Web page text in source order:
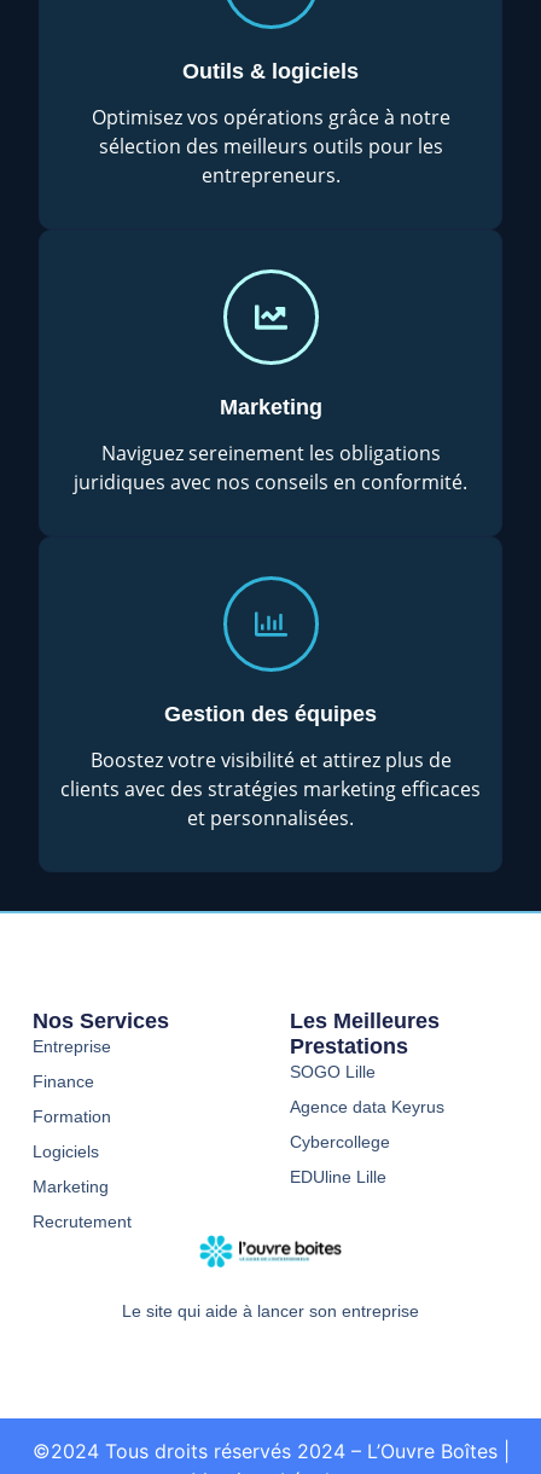
Outils & logiciels
Optimisez vos opérations grâce à notre
sélection des meilleurs outils pour les
entrepreneurs.
Marketing
Naviguez sereinement les obligations
juridiques avec nos conseils en conformité.
Gestion des équipes
Boostez votre visibilité et attirez plus de
clients avec des stratégies marketing efficaces
et personnalisées.
Le site qui aide à lancer son entreprise
Nos Services
Entreprise
Finance
Formation
Logiciels
Marketing
Recrutement
Les Meilleures
Prestations
SOGO Lille
Agence data Keyrus
Cybercollege
EDUline Lille
©2024 Tous droits réservés 2024 – L’Ouvre Boîtes